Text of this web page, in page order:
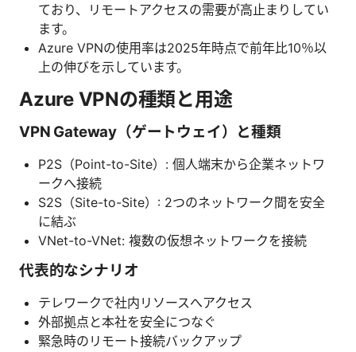
ており、リモートアクセスの需要が高止まりしてい
ます。
Azure VPNの使用率は2025年時点で前年比10％以
上の伸びを示しています。
Azure VPNの種類と用途
VPN Gateway（ゲートウェイ）と種類
P2S（Point-to-Site）: 個人端末から企業ネットワ
ークへ接続
S2S（Site-to-Site）: 2つのネットワーク間を安全
に結ぶ
VNet-to-VNet: 複数の仮想ネットワークを接続
代表的なシナリオ
テレワークで社内リソースへアクセス
外部拠点と本社を安全につなぐ
緊急時のリモート接続バックアップ